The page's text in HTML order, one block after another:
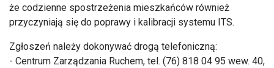
że codzienne spostrzeżenia mieszkańców również
przyczyniają się do poprawy i kalibracji systemu ITS.
Zgłoszeń należy dokonywać drogą telefoniczną:
- Centrum Zarządzania Ruchem, tel. (76) 818 04 95 wew. 40,